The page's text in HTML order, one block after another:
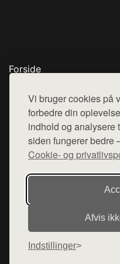
Vi bruger cookies på
forbedre din
indhold og analysere
siden fungerer bedre
Cookie- og
Afvis
Indstillinger
Forside
Top Rabatter
Blog
Kontakt
Denne side er en del af
hjemmesider med
diverse webshops. Der
henviser til de shops, som
varerne på lager.